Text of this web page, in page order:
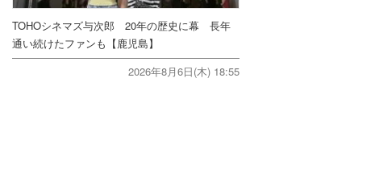
TOHOシネマズ与次郎 20年の歴史に幕 長年
通い続けたファンも【鹿児島】
2026年8月6日(木) 18:55